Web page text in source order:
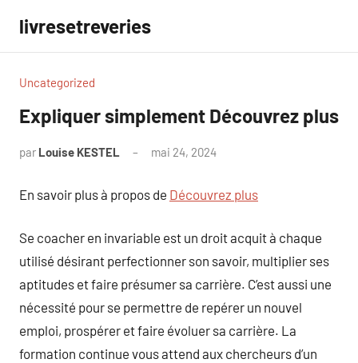
contenu
livresetreveries
Uncategorized
Expliquer simplement Découvrez plus
par Louise KESTEL mai 24, 2024
En savoir plus à propos de Découvrez plus
Se coacher en invariable est un droit acquit à chaque
utilisé désirant perfectionner son savoir, multiplier ses
aptitudes et faire présumer sa carrière. C’est aussi une
nécessité pour se permettre de repérer un nouvel
emploi, prospérer et faire évoluer sa carrière. La
formation continue vous attend aux chercheurs d’un